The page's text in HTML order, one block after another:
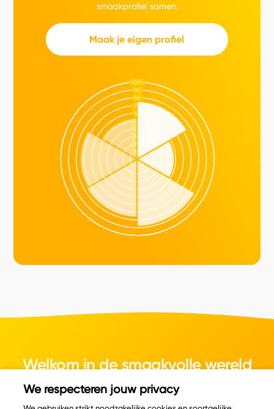
smaakprofiel samen.
Maak je eigen profiel
Welkom in de smaakvolle wereld
van kaas.
We respecteren jouw privacy